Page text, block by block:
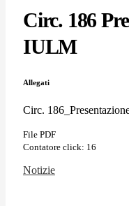
Circ. 186
IULM
Allegati
Circ.
File PDF
Contatore click: 16
Notizie